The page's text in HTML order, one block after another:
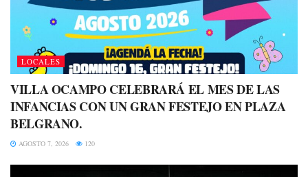
LOCALES
VILLA OCAMPO CELEBRARÁ EL MES DE LAS
INFANCIAS CON UN GRAN FESTEJO EN PLAZA
BELGRANO.
AGOSTO 7, 2026 120